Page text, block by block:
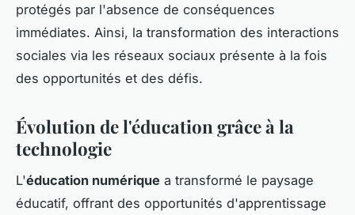
protégés par l'absence de conséquences
immédiates. Ainsi, la transformation des interactions
sociales via les réseaux sociaux présente à la fois
des opportunités et des défis.
Évolution de l'éducation grâce à la
technologie
L'éducation numérique a transformé le paysage
éducatif, offrant des opportunités d'apprentissage